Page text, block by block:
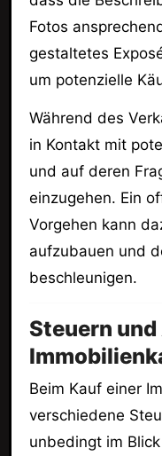
Fotos
gestaltetes
um potenzielle
Während des
in Kontakt mit
und auf deren
einzugehen. Ein
Vorgehen kann
aufzubauen und
beschleunigen.
Steuern
Beim Kauf einer
verschiedene
unbedingt im